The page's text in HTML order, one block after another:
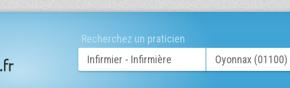
Recherchez un praticien